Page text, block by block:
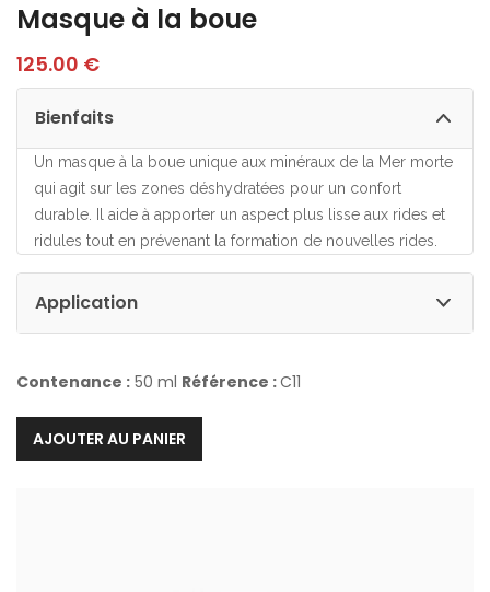
Masque à la boue
125.00 €
Bienfaits
Un masque à la boue unique aux minéraux de la Mer morte
qui agit sur les zones déshydratées pour un confort
durable. Il aide à apporter un aspect plus lisse aux rides et
ridules tout en prévenant la formation de nouvelles rides.
Application
Contenance : 50 ml Référence :C11
AJOUTER AU PANIER